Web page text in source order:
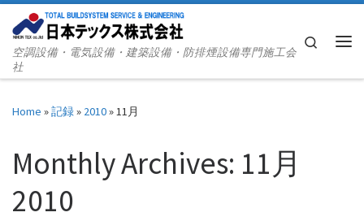
Skip to content
空調設備・電気設備・建築設備・防排煙設備専門施工会
社
Search
Home »記録» 2010»11月
Monthly Archives: 11月
2010